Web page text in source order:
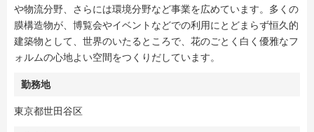
や物流分野、さらには環境分野など事業を広めています。多くの
膜構造物が、博覧会やイベントなどでの利用にとどまらず恒久的
建築物として、世界のいたるところで、花のごとく白く優雅なフ
ォルムの心地よい空間をつくりだしています。
勤務地
東京都世田谷区